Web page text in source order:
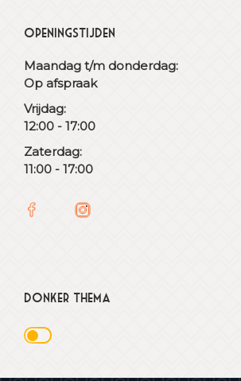
Openingstijden
Maandag t/m donderdag:
Op afspraak
Vrijdag:
12:00 - 17:00
Zaterdag:
11:00 - 17:00
Donker thema